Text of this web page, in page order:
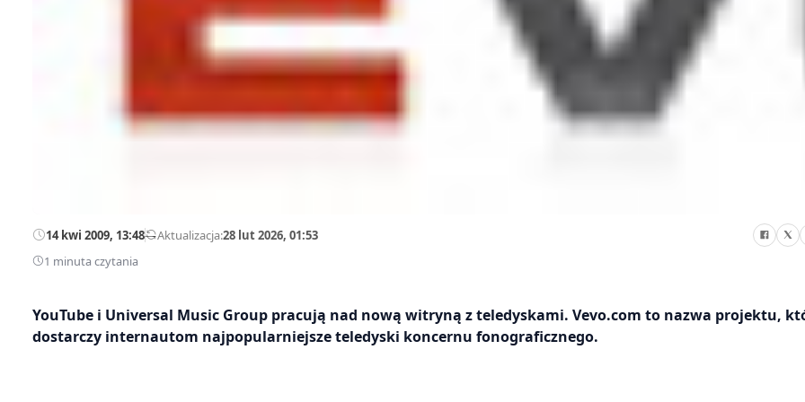
14 kwi 2009, 13:48—Aktualizacja:28 lut 2026, 01:53
1 minuta czytania
YouTube i Universal Music Group pracują nad nową witryną z teledyskami. Vevo.com to nazwa projektu,
dostarczy internautom najpopularniejsze teledyski koncernu fonograficznego.